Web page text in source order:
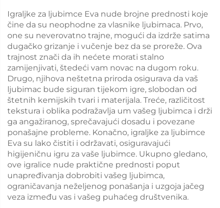
Igraljke za ljubimce Eva nude brojne prednosti koje
čine da su neophodne za vlasnike ljubimaca. Prvo,
one su neverovatno trajne, mogući da izdrže satima
dugačko grizanje i vučenje bez da se proreže. Ova
trajnost znači da ih nećete morati stalno
zamijenjivati, štedeći vam novac na dugom roku.
Drugo, njihova neštetna priroda osigurava da vaš
ljubimac bude siguran tijekom igre, slobodan od
štetnih kemijskih tvari i materijala. Treće, različitost
tekstura i oblika podražavlja um vašeg ljubimca i drži
ga angažiranog, sprečavajući dosadu i povezane
ponašajne probleme. Konačno, igraljke za ljubimce
Eva su lako čistiti i održavati, osiguravajući
higiјeničnu igru za vaše ljubimce. Ukupno gledano,
ove igralice nude praktične prednosti poput
unapređivanja dobrobiti vašeg ljubimca,
ograničavanja neželjenog ponašanja i uzgoja jačeg
veza između vas i vašeg puhaćeg društvenika.